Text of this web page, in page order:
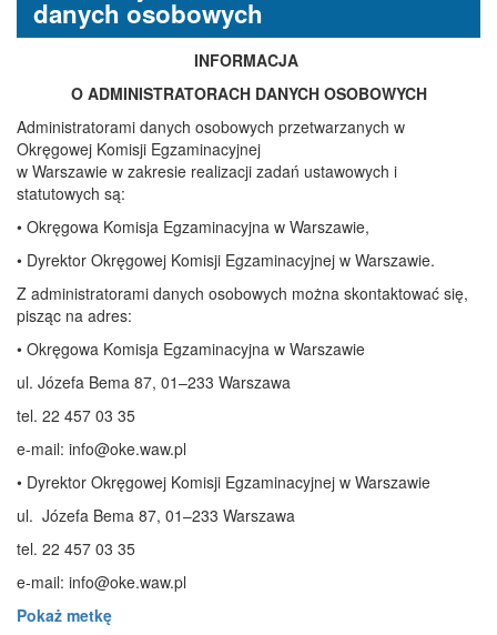
danych osobowych
INFORMACJA
O ADMINISTRATORACH DANYCH OSOBOWYCH
Administratorami danych osobowych przetwarzanych w
Okręgowej Komisji Egzaminacyjnej
w Warszawie w zakresie realizacji zadań ustawowych i
statutowych są:
• Okręgowa Komisja Egzaminacyjna w Warszawie,
• Dyrektor Okręgowej Komisji Egzaminacyjnej w Warszawie.
Z administratorami danych osobowych można skontaktować się,
pisząc na adres:
• Okręgowa Komisja Egzaminacyjna w Warszawie
ul. Józefa Bema 87, 01–233 Warszawa
tel. 22 457 03 35
e-mail: info@oke.waw.pl
• Dyrektor Okręgowej Komisji Egzaminacyjnej w Warszawie
ul. Józefa Bema 87, 01–233 Warszawa
tel. 22 457 03 35
e-mail: info@oke.waw.pl
Pokaż metkę